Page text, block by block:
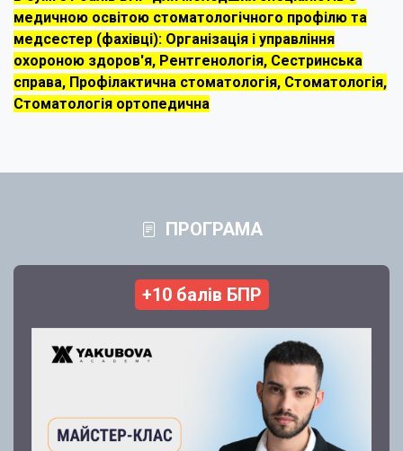
медичною освітою стоматологічного профілю та
медсестер (фахівці): Організація і управління
охороною здоров'я, Рентгенологія, Сестринська
справа, Профілактична стоматологія, Стоматологія,
Стоматологія ортопедична
ПРОГРАМА
+10 балів БПР